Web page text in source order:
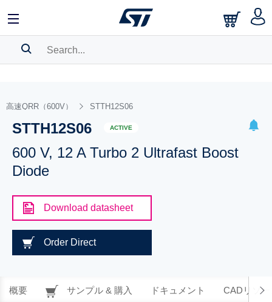
BOOKMARK
Please log into show your saved searches.
高速QRR（600V） STTH12S06
STTH12S06 ACTIVE
600 V, 12 A Turbo 2 Ultrafast Boost
Diode
Download datasheet
Order Direct
概要 サンプル & 購入 ドキュメント CADリソー